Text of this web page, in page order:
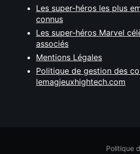
Les super-héros les plus
connus
Les super-héros Marvel
associés
Mentions Légales
Politique de gestion des
lemagjeuxhightech.com
Politique